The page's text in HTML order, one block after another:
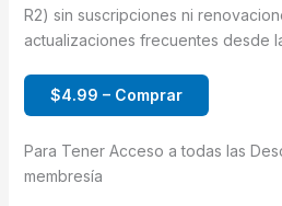
R2) sin suscripciones ni
actualizaciones frecuentes desde
$4.99 – Comprar
Para Tener Acceso a todas las
membresía